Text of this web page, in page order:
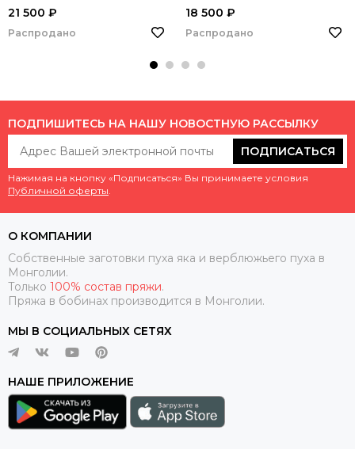
21 500 ₽
Распродано
18 500 ₽
Распродано
ПОДПИШИТЕСЬ НА НАШУ НОВОСТНУЮ РАССЫЛКУ
ПОДПИСАТЬСЯ
Нажимая на кнопку «Подписаться» Вы принимаете условия
Публичной оферты
О КОМПАНИИ
Собственные заготовки пуха яка и верблюжьего пуха в
Монголии.
Только 100% состав пряжи.
Пряжа в бобинах производится в Монголии.
МЫ В СОЦИАЛЬНЫХ СЕТЯХ
НАШЕ ПРИЛОЖЕНИЕ